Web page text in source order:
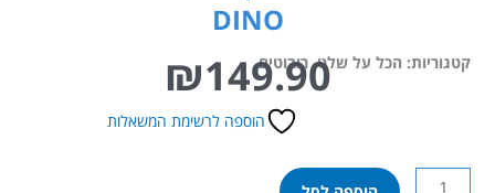
DINO
קטגוריות: הכל על שלט,רובוטים ₪149.90
הוספה לרשימת המשאלות
כמות